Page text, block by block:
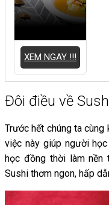
XEM NGAY !!!
Đôi điều về
Trước hết chúng ta
việc này giúp người
học đồng thời làm nền
Sushi thơm ngon, hấp